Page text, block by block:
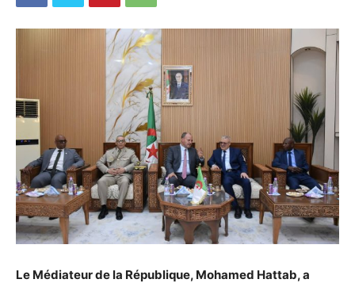
Le Médiateur de la République, Mohamed Hattab, a